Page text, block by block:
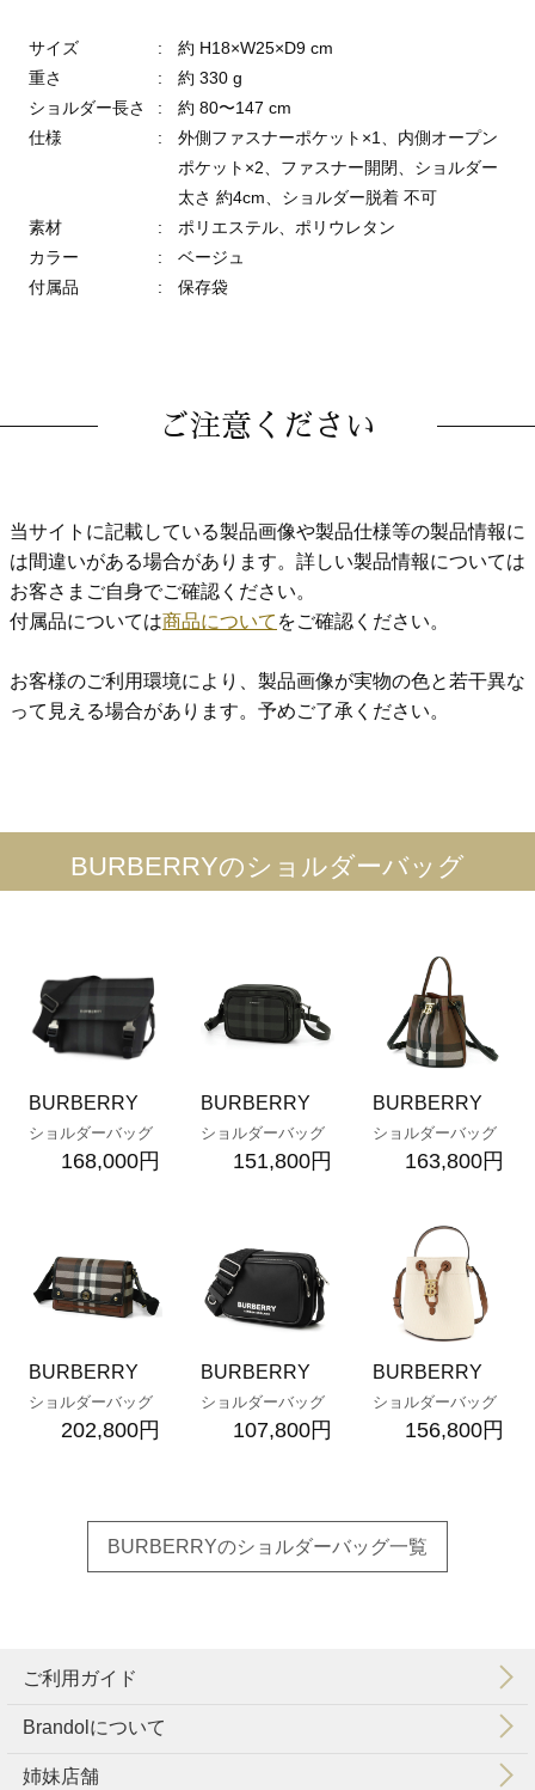
サイズ :
約 H18×W25×D9 cm
重さ
:
約 330 g
ショルダー長さ
:
約 80〜147 cm
仕様
:
外側ファスナーポケット×1、内側オープン
ポケット×2、ファスナー開閉、ショルダー
太さ 約4cm、ショルダー脱着 不可
素材
:
ポリエステル、ポリウレタン
カラー
:
ベージュ
付属品
: 保存袋
ご注意ください
当サイトに記載している製品画像や製品仕様等の製品情報に
は間違いがある場合があります。詳しい製品情報については
お客さまご自身でご確認ください。
付属品については商品について をご確認ください。
お客様のご利用環境により、製品画像が実物の色と若干異な
って見える場合があります。予めご了承ください。
BURBERRYのショルダーバッグ
BURBERRY
ショルダーバッグ
168,000円
BURBERRY
ショルダーバッグ
151,800円
BURBERRY
ショルダーバッグ
163,800円
BURBERRY
ショルダーバッグ
202,800円
BURBERRY
ショルダーバッグ
107,800円
BURBERRY
ショルダーバッグ
156,800円
BURBERRYのショルダーバッグ一覧
ご利用ガイド
Brandolについて
会社概要
特定商取引法に基づく表示
利用規約
個人情報保護方針
姉妹店舗